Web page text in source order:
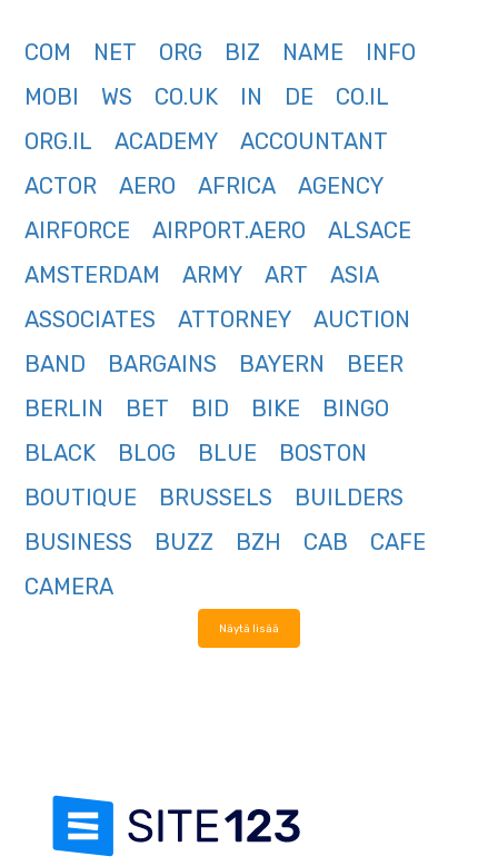
COM NET ORG BIZ NAME
INFO
MOBI
WS CO.UK IN DE
CO.IL
ORG.IL
ACADEMY
ACCOUNTANT
ACTOR
AERO AFRICA
AGENCY
AIRFORCE
AIRPORT.AERO
ALSACE
AMSTERDAM
ARMY ART
ASIA
ASSOCIATES
ATTORNEY
AUCTION
BAND
BARGAINS BAYERN
BEER
BERLIN
BET BID BIKE
BINGO
BLACK
BLOG BLUE
BOSTON
BOUTIQUE
BRUSSELS
BUILDERS
BUSINESS
BUZZ BZH CAB
CAFE
CAMERA
Näytä lisää